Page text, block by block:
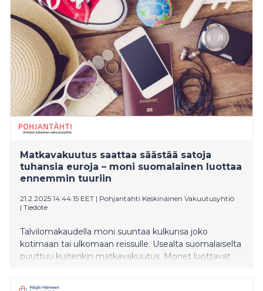
Matkavakuutus saattaa säästää satoja
tuhansia euroja – moni suomalainen luottaa
ennemmin tuuriin
21.2.2025 14:44:15 EET | Pohjantähti Keskinäinen Vakuutusyhtiö
| Tiedote
Talvilomakaudella moni suuntaa kulkunsa joko
kotimaan tai ulkomaan reissulle. Usealta suomalaiselta
puuttuu kuitenkin matkavakuutus. Monet luottavat